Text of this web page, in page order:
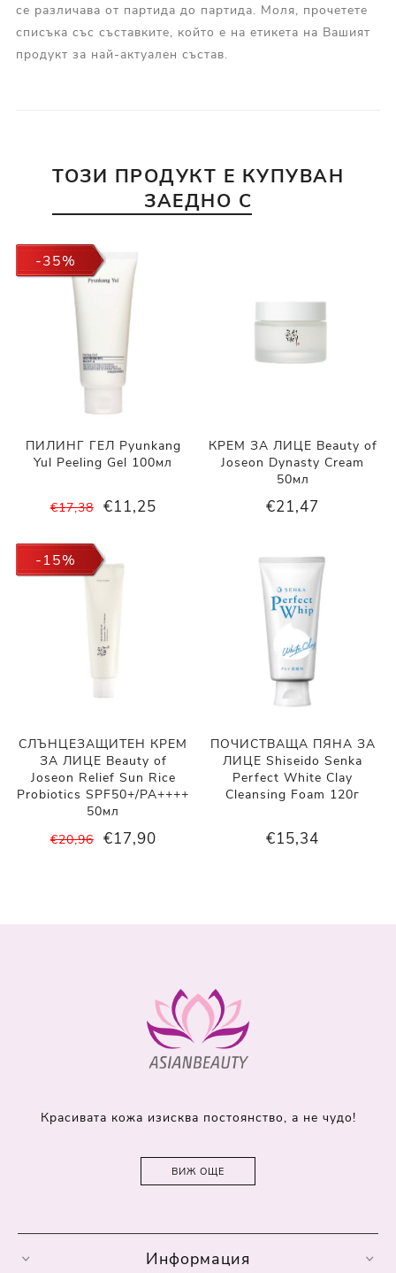
се различава от партида до партида. Моля, прочетете
списъка със съставките, който е на етикета на Вашият
продукт за най-актуален състав.
ТОЗИ ПРОДУКТ Е КУПУВАН
ЗАЕДНО С
-35%
ПИЛИНГ ГЕЛ Pyunkang
Yul Peeling Gel 100мл
€17,38 €11,25
КРЕМ ЗА ЛИЦЕ Beauty of
Joseon Dynasty Cream
50мл
€21,47
-15%
СЛЪНЦЕЗАЩИТЕН КРЕМ
ЗА ЛИЦЕ Beauty of
Joseon Relief Sun Rice
Probiotics SPF50+/PA++++
50мл
€20,96 €17,90
ПОЧИСТВАЩА ПЯНА ЗА
ЛИЦЕ Shiseido Senka
Perfect White Clay
Cleansing Foam 120г
€15,34
Красивата кожа изисква постоянство, а не чудо!
ВИЖ ОЩЕ
Информация